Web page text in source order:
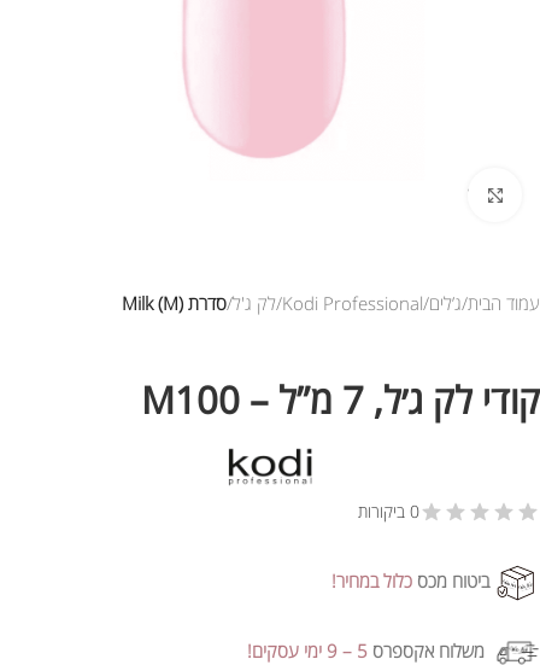
לחץ להגדלת התמונה
עמוד הבית ג’לים Kodi Professional לק ג'ל סדרת Milk (M)
קודי לק ג׳ל, 7 מ”ל – M100
0 ביקורות
ביטוח מכס כלול במחיר!
משלוח אקספרס 5 – 9 ימי עסקים!